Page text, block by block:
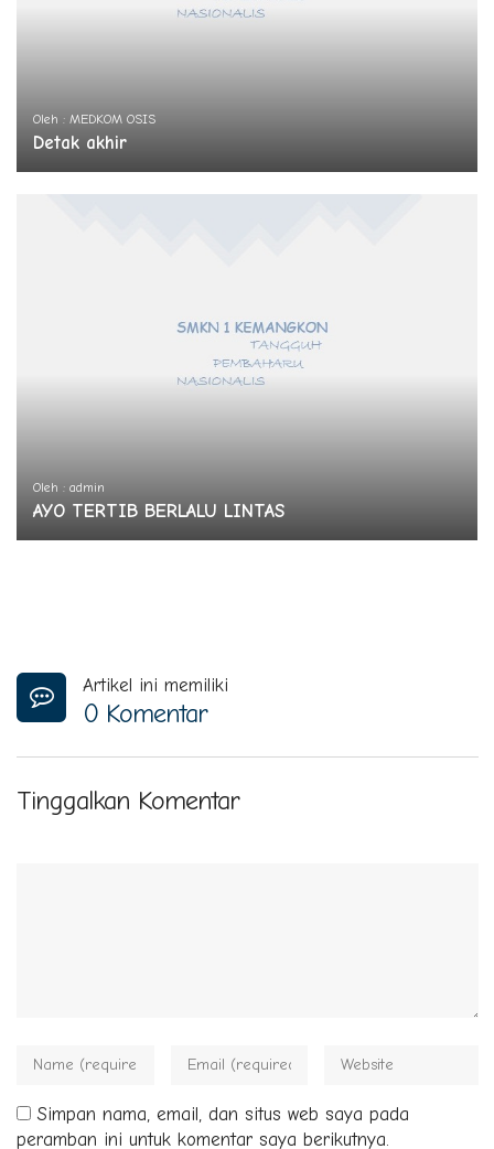
Oleh : MEDKOM OSIS
Detak akhir
Oleh : admin
AYO TERTIB BERLALU LINTAS
Artikel ini memiliki
0 Komentar
Tinggalkan Komentar
Simpan nama, email, dan situs web saya pada
peramban ini untuk komentar saya berikutnya.